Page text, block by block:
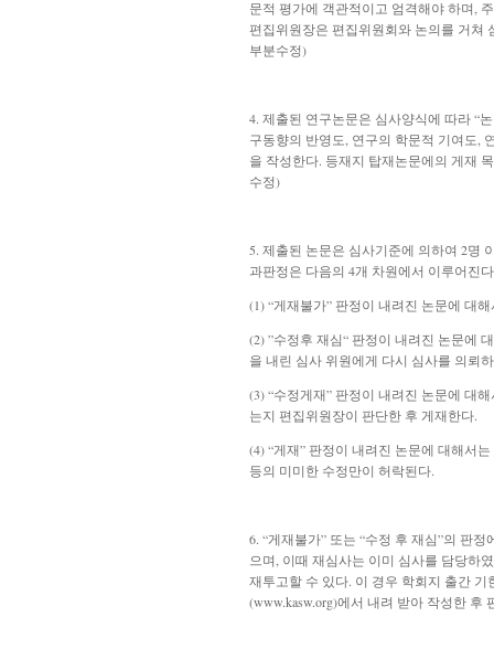
문적 평가에 객관적이고 엄격해야 하며,
편집위원장은 편집위원회와 논의를 거쳐
부분수정)
4. 제출된 연구논문은 심사양식에 따라 “
구동향의 반영도, 연구의 학문적 기여도,
을 작성한다. 등재지 탑재논문에의 게재
수정)
5. 제출된 논문은 심사기준에 의하여 2명
과판정은 다음의 4개 차원에서 이루어진
(1) “게재불가” 판정이 내려진 논문에 대
(2) ”수정후 재심“ 판정이 내려진 논문에
을 내린 심사 위원에게 다시 심사를 의뢰
(3) “수정게재” 판정이 내려진 논문에 대
는지 편집위원장이 판단한 후 게재한다.
(4) “게재” 판정이 내려진 논문에 대해서
등의 미미한 수정만이 허락된다.
6. “게재불가” 또는 “수정 후 재심”의 판
으며, 이때 재심사는 이미 심사를 담당하
재투고할 수 있다. 이 경우 학회지 출간
(www.kasw.org)에서 내려 받아 작성한 후